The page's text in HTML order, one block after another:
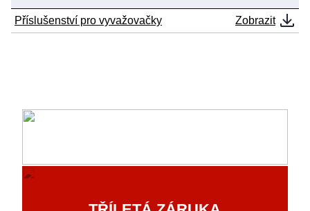
Příslušenství pro vyvažovačky Zobrazit